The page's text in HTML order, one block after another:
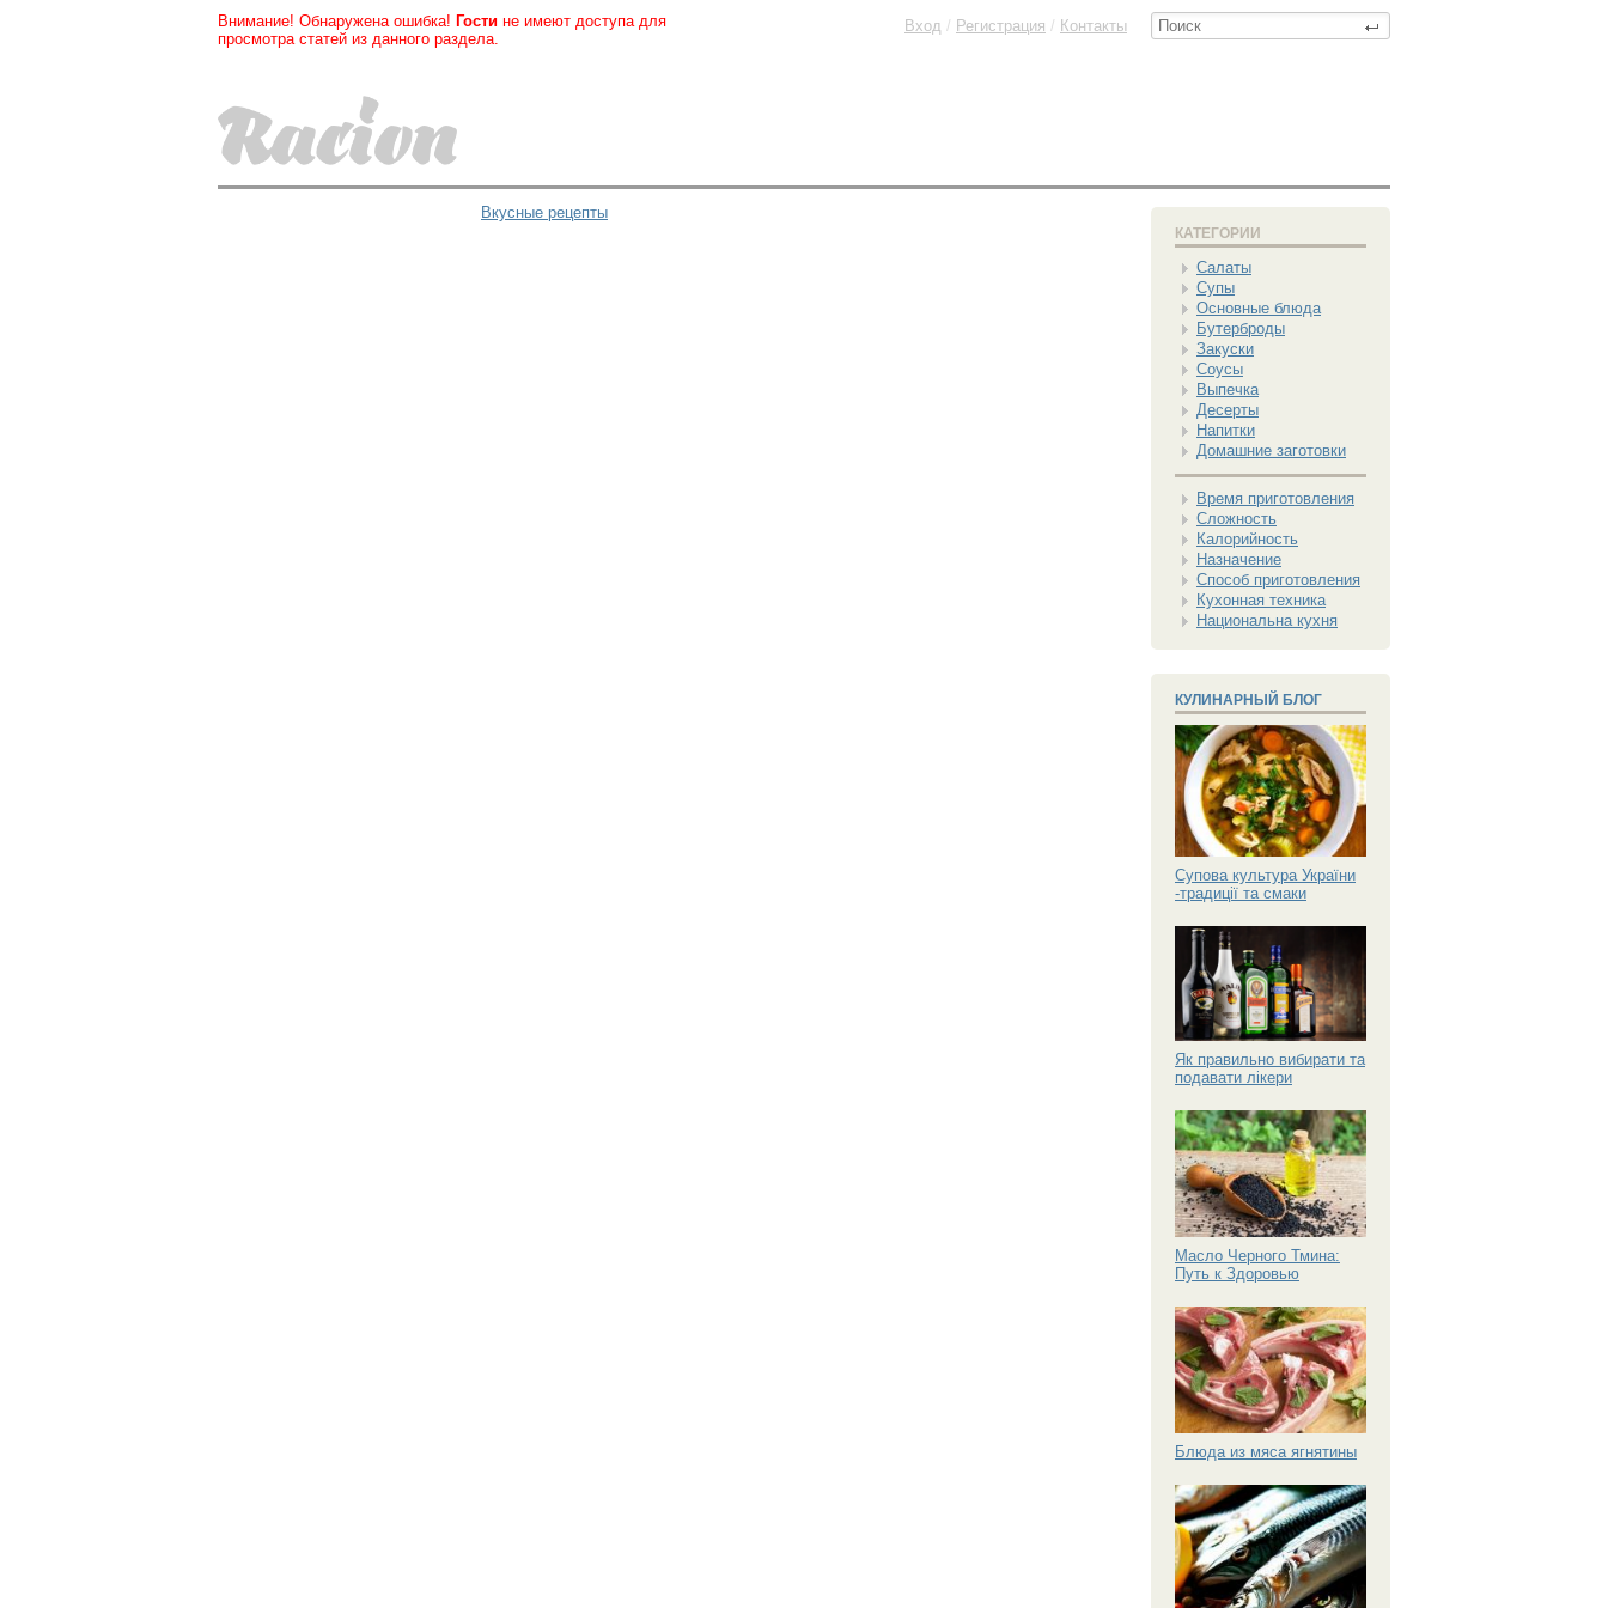
Внимание! Обнаружена ошибка! Гости не имеют доступа для
просмотра статей из данного раздела.
Вкусные рецепты
КАТЕГОРИИ
Салаты
Супы
Основные блюда
Бутерброды
Закуски
Соусы
Выпечка
Десерты
Напитки
Домашние заготовки
Время приготовления
Сложность
Калорийность
Назначение
Способ приготовления
Кухонная техника
Национальна кухня
КУЛИНАРНЫЙ БЛОГ
Супова культура України
-традиції та смаки
Як правильно вибирати та
подавати лікери
Масло Черного Тмина:
Путь к Здоровью
Блюда из мяса ягнятины
Вход / Регистрация / Контакты